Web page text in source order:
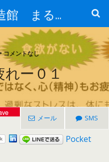
美と健康の創造館 まるとみ薬品 ぐんまの薬屋 芳さんのブログ
コメントなし
ー０１
メール SMS
Pocket